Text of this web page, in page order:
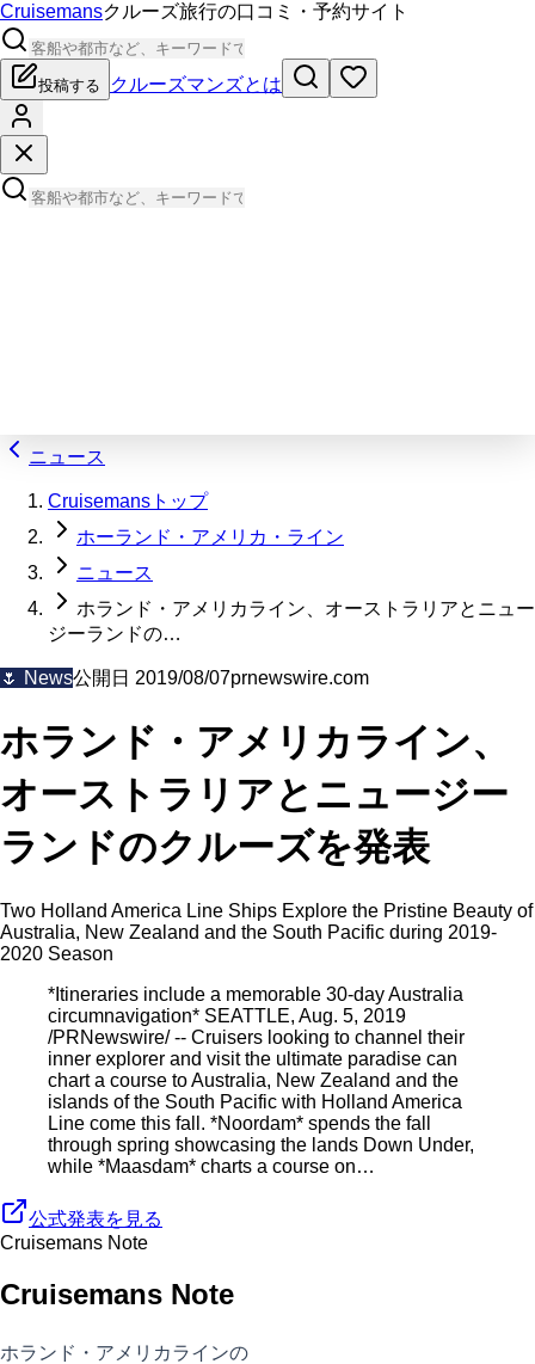
Cruisemansクルーズ旅行の口コミ・予約サイト
投稿する クルーズマンズとは
ニュース
Cruisemansトップ
ホーランド・アメリカ・ライン
ニュース
ホランド・アメリカライン、オーストラリアとニュー
ジーランドの…
🌷 News公開日 2019/08/07prnewswire.com
ホランド・アメリカライン、
オーストラリアとニュージー
ランドのクルーズを発表
Two Holland America Line Ships Explore the Pristine Beauty of
Australia, New Zealand and the South Pacific during 2019-
2020 Season
*Itineraries include a memorable 30-day Australia
circumnavigation* SEATTLE, Aug. 5, 2019
/PRNewswire/ -- Cruisers looking to channel their
inner explorer and visit the ultimate paradise can
chart a course to Australia, New Zealand and the
islands of the South Pacific with Holland America
Line come this fall. *Noordam* spends the fall
through spring showcasing the lands Down Under,
while *Maasdam* charts a course on…
公式発表を見る
Cruisemans Note
Cruisemans Note
ホランド・アメリカラインの